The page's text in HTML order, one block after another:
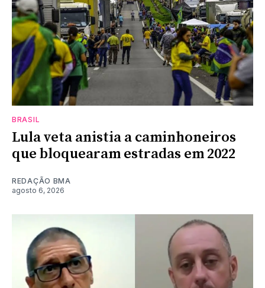
BRASIL
Lula veta anistia a caminhoneiros
que bloquearam estradas em 2022
REDAÇÃO BMA
agosto 6, 2026